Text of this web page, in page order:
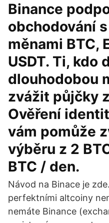
Binance
obchodování
měnami BTC,
USDT. Ti, kdo
dlouhodobou
zvážit půjčky
Ověření
vám pomůže
výběru z 2
BTC / den.
Návod na Binace je
perfektními altcoiny
nemáte Binance